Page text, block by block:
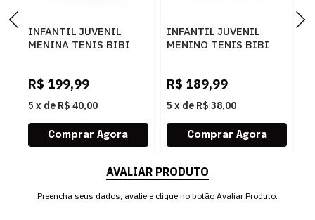
INFANTIL JUVENIL
MENINA TENIS BIBI
R$ 199,99
5 x de R$ 40,00
INFANTIL JUVENIL
MENINO TENIS BIBI
R$ 189,99
5 x de R$ 38,00
AVALIAR PRODUTO
Preencha seus dados, avalie e clique no botão Avaliar Produto.